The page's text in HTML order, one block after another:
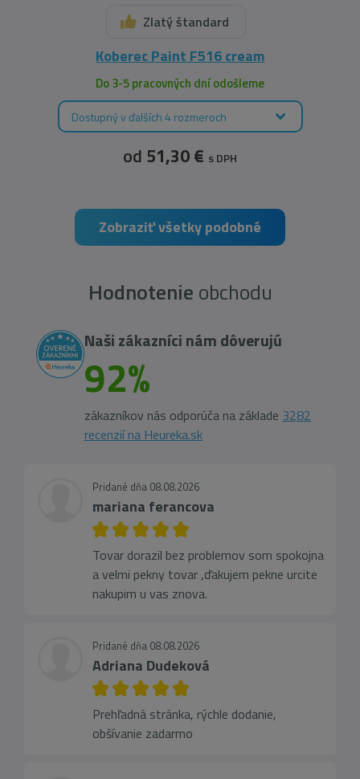
Zlatý štandard
Koberec Paint F516 cream
Do 3-5 pracovných dní odošleme
Dostupný v ďalších 4 rozmeroch
od 51,30 € s DPH
Zobraziť všetky podobné
Hodnotenie obchodu
Naši zákazníci nám dôverujú
92%
zákazníkov nás odporúča na základe 3282
recenzií na Heureka.sk
Pridané dňa 08.08.2026
mariana ferancova
Tovar dorazil bez problemov som spokojna
a velmi pekny tovar ,ďakujem pekne urcite
nakupim u vas znova.
Pridané dňa 08.08.2026
Adriana Dudeková
Prehľadná stránka, rýchle dodanie,
obšívanie zadarmo